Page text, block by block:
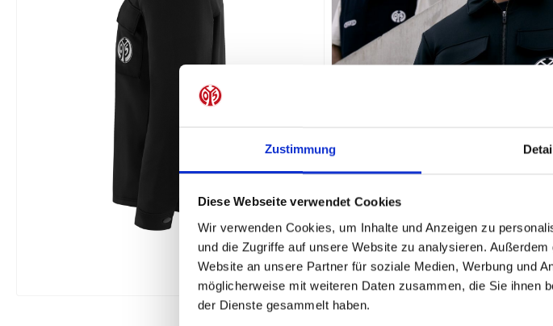
Zustimmung
Diese Webseite verwendet Cookies
Wir verwenden Cookies, um Inhalte und Anzeigen zu
und die Zugriffe auf unsere Website zu analysieren.
Website an unsere Partner für soziale Medien, Werbung und
möglicherweise mit weiteren Daten zusammen, die Sie ihnen
der Dienste gesammelt haben.